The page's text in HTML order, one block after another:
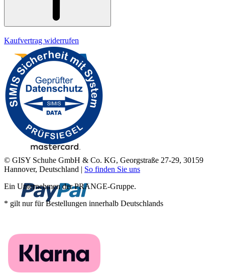
Kaufvertrag widerrufen
© GISY Schuhe GmbH & Co. KG, Georgstraße 27-29, 30159
Hannover, Deutschland | So finden Sie uns
Ein Unternehmen der PRANGE-Gruppe.
* gilt nur für Bestellungen innerhalb Deutschlands